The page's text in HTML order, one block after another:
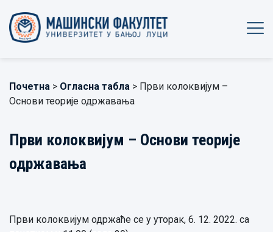
Почетна > Огласна табла > Први колоквијум –
Основи теорије одржавања
Први колоквијум – Основи теорије
одржавања
Први колоквијум одржаће се у уторак, 6. 12. 2022. са